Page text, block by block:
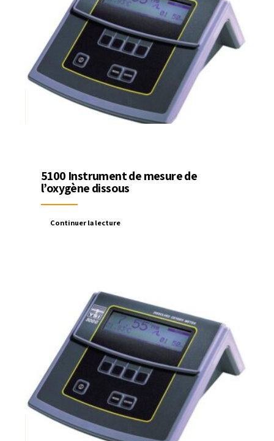
5100 Instrument de mesure de
l’oxygène dissous
Continuer la lecture